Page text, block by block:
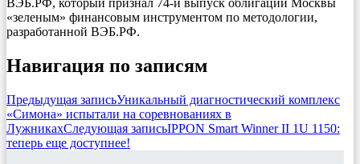
ВЭБ.РФ, который признал 74-й выпуск облигаций Москвы
«зеленым» финансовым инструментом по методологии,
разработанной ВЭБ.РФ.
Навигация по записям
Предыдущая записьУникальный диагностический комплекс
«Симона» испытали на соревнованиях в
ЛужникахСледующая записьIPPON Smart Winner II 1U 1150:
теперь еще доступнее!